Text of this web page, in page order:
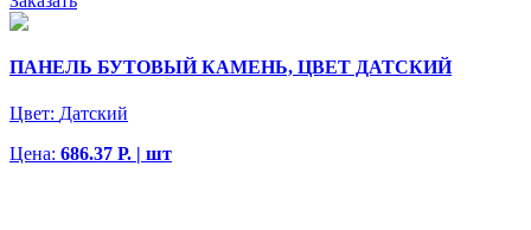
ПАНЕЛЬ БУТОВЫЙ КАМЕНЬ, ЦВЕТ ДАТСКИЙ
Цвет: Датский
Цена: 686.37 Р. | шт